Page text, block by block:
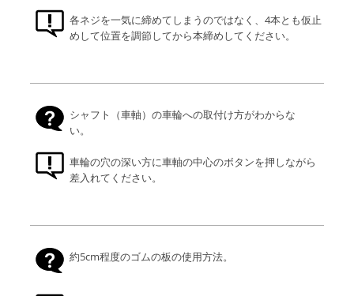
各ネジを一気に締めてしまうのではなく、4本とも仮止
めして位置を調節してから本締めしてください。
シャフト（車軸）の車輪への取付け方がわからな
い。
車輪の穴の深い方に車軸の中心のボタンを押しながら
差入れてください。
約5cm程度のゴムの板の使用方法。